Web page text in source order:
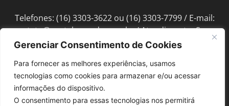
Gerenciar Consentimento de Cookies
Para fornecer as melhores experiências, usamos
tecnologias como cookies para armazenar e/ou acessar
informações do dispositivo.
O consentimento para essas tecnologias nos permitirá
Telefones: (16) 3303-3622 ou (16) 3303-7799 / E-mail:
contato@portalmorada.com.br/ Atendimento: Seg a
Sex das 8h às 18h / Endereço: Av. Bento de Abreu, 889
SIGA-NOS